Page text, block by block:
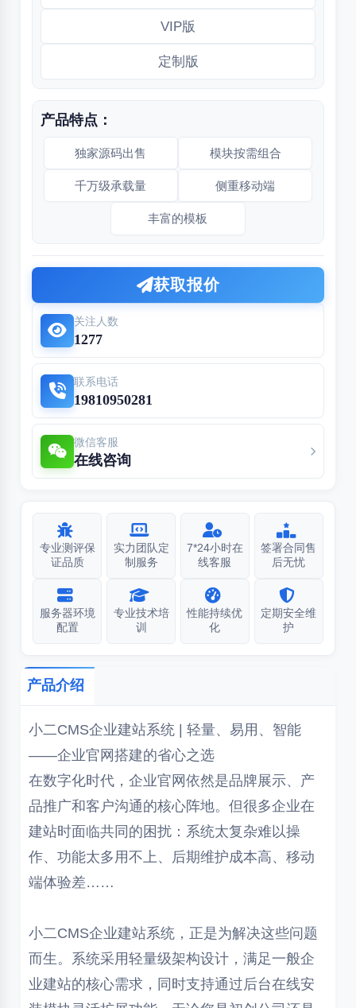
VIP版
定制版
产品特点：
独家源码出售 模块按需组合
千万级承载量 侧重移动端
丰富的模板
获取报价
关注人数
1277
联系电话
19810950281
微信客服
在线咨询
专业测评保
证品质
实力团队定
制服务
7*24小时在
线客服
签署合同售
后无忧
服务器环境
配置
专业技术培
训
性能持续优
化
定期安全维
护
产品介绍
小二CMS企业建站系统 | 轻量、易用、智能
——企业官网搭建的省心之选
在数字化时代，企业官网依然是品牌展示、产
品推广和客户沟通的核心阵地。但很多企业在
建站时面临共同的困扰：系统太复杂难以操
作、功能太多用不上、后期维护成本高、移动
端体验差……
小二CMS企业建站系统，正是为解决这些问题
而生。系统采用轻量级架构设计，满足一般企
业建站的核心需求，同时支持通过后台在线安